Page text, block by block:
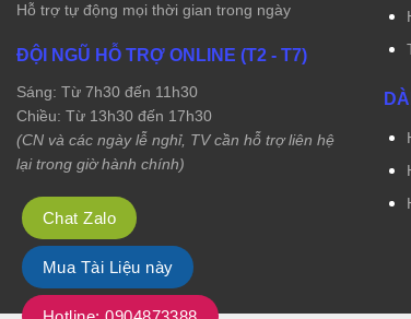
Hỗ trợ tự động mọi thời gian trong ngày
ĐỘI NGŨ HỖ TRỢ ONLINE (T2 - T7)
Sáng: Từ 7h30 đến 11h30
Chiều: Từ 13h30 đến 17h30
(CN và các ngày lễ nghỉ, TV cần hỗ trợ liên hệ
lại trong giờ hành chính)
Chat Zalo
Mua Tài Liệu này